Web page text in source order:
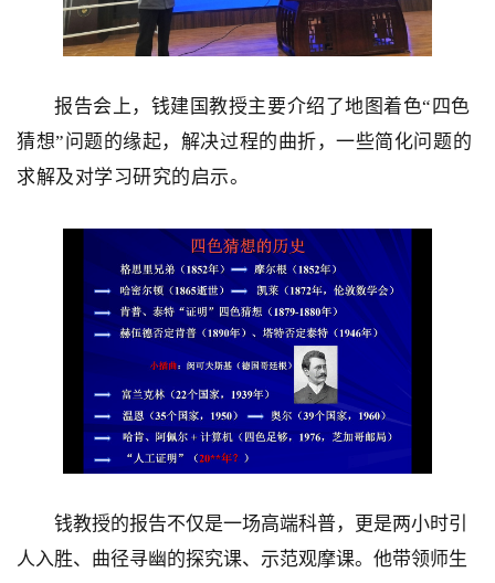
报告会上，钱建国教授主要介绍了地图着色“四色
猜想”问题的缘起，解决过程的曲折，一些简化问题的
求解及对学习研究的启示。
钱教授的报告不仅是一场高端科普，更是两小时引
人入胜、曲径寻幽的探究课、示范观摩课。他带领师生